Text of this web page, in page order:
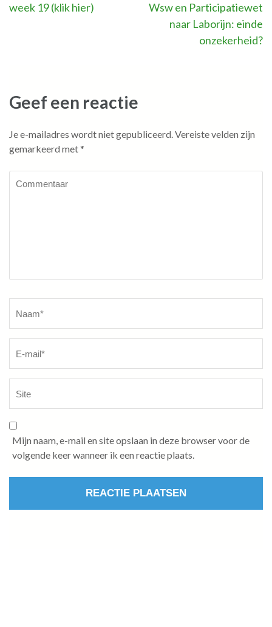
Bericht
week 19 (klik hier)
Wsw en Participatiewet
naar Laborijn: einde
onzekerheid?
Geef een reactie
Je e-mailadres wordt niet gepubliceerd.Vereiste velden zijn
gemarkeerd met*
Mijn naam, e-mail en site opslaan in deze browser voor de
volgende keer wanneer ik een reactie plaats.